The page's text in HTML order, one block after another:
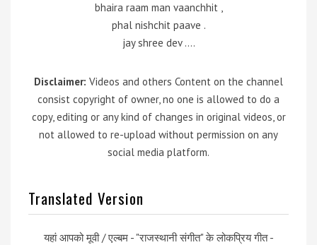
bhaira raam man vaanchhit ,
phal nishchit paave .
jay shree dev ….
Disclaimer: Videos and others Content on the channel
consist copyright of owner, no one is allowed to do a
copy, editing or any kind of changes in original videos, or
not allowed to re-upload without permission on any
social media platform.
Translated Version
यहां आपको मूवी / एल्बम - "राजस्थानी संगीत" के लोकप्रिय गीत -